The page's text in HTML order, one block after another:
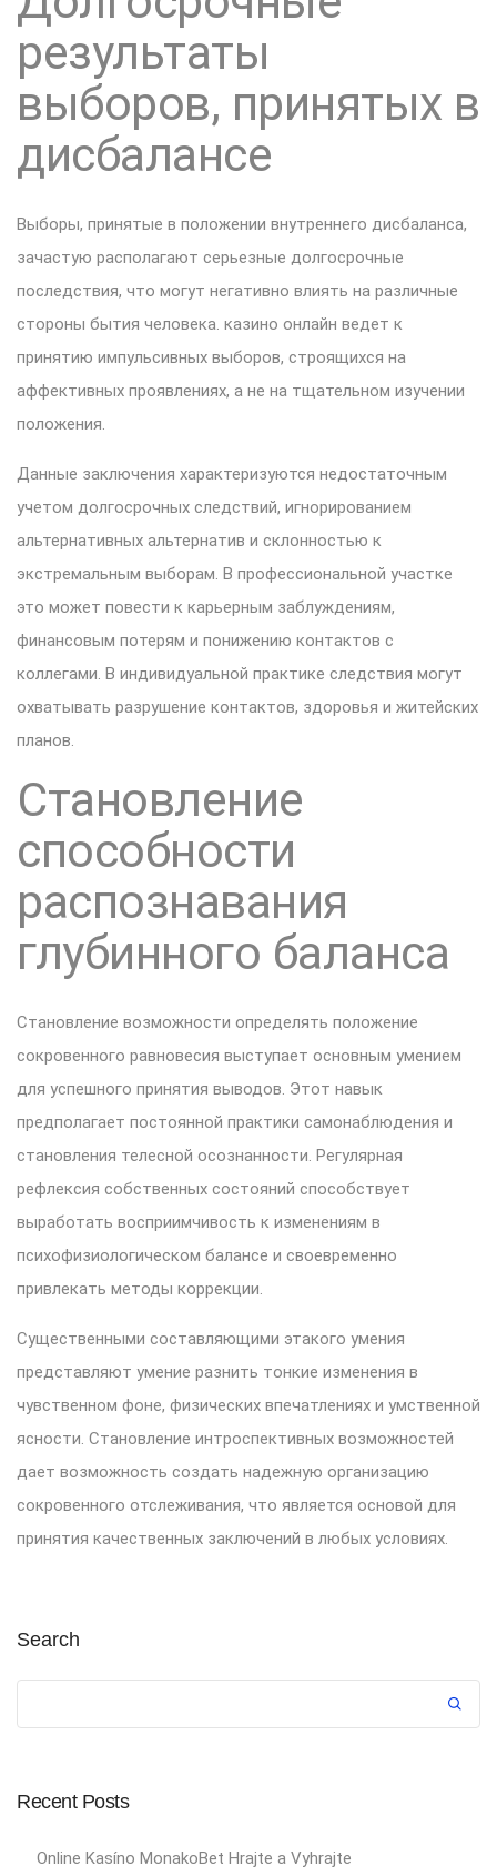
результаты
выборов, принятых в
дисбалансе
Выборы, принятые в положении внутреннего дисбаланса,
зачастую располагают серьезные долгосрочные
последствия, что могут негативно влиять на различные
стороны бытия человека. казино онлайн ведет к
принятию импульсивных выборов, строящихся на
аффективных проявлениях, а не на тщательном изучении
положения.
Данные заключения характеризуются недостаточным
учетом долгосрочных следствий, игнорированием
альтернативных альтернатив и склонностью к
экстремальным выборам. В профессиональной участке
это может повести к карьерным заблуждениям,
финансовым потерям и понижению контактов с
коллегами. В индивидуальной практике следствия могут
охватывать разрушение контактов, здоровья и житейских
планов.
Становление
способности
распознавания
глубинного баланса
Становление возможности определять положение
сокровенного равновесия выступает основным умением
для успешного принятия выводов. Этот навык
предполагает постоянной практики самонаблюдения и
становления телесной осознанности. Регулярная
рефлексия собственных состояний способствует
выработать восприимчивость к изменениям в
психофизиологическом балансе и своевременно
привлекать методы коррекции.
Существенными составляющими этакого умения
представляют умение разнить тонкие изменения в
чувственном фоне, физических впечатлениях и умственной
ясности. Становление интроспективных возможностей
дает возможность создать надежную организацию
сокровенного отслеживания, что является основой для
принятия качественных заключений в любых условиях.
Search
Recent Posts
Online Kasíno MonakoBet Hrajte a Vyhrajte